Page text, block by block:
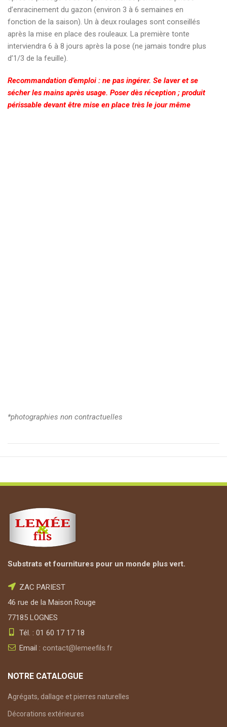
d’enracinement du gazon (environ 3 à 6 semaines en
fonction de la saison). Un à deux roulages sont conseillés
après la mise en place des rouleaux. La première tonte
interviendra 6 à 8 jours après la pose (ne jamais tondre plus
d’1/3 de la feuille).
Recommandation d’emploi : ne pas ingérer. Se laver et se
sécher les mains après usage. Poser dès réception ; produit
périssable devant être mise en place très le jour même
*photographies non contractuelles
Substrats et fournitures pour un monde plus vert.
ZAC PARIEST
46 rue de la Maison Rouge
77185 LOGNES
Tél. : 01 60 17 17 18
Email : contact@lemeefils.fr
NOTRE CATALOGUE
Agrégats, dallage et pierres naturelles
Décorations extérieures